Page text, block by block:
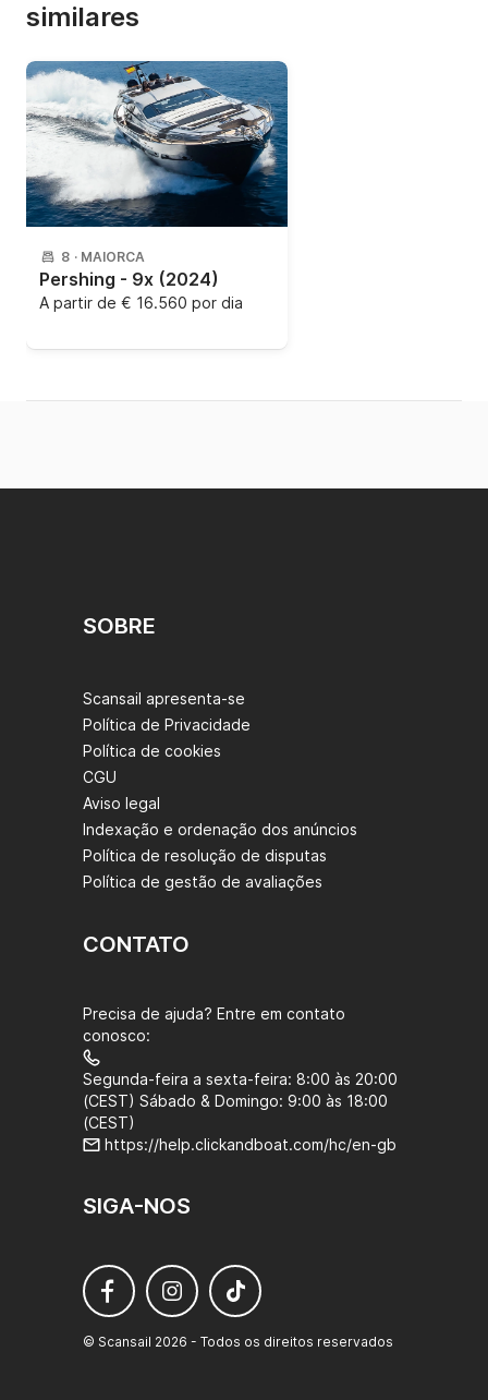
similares
8 · MAIORCA
Pershing - 9x (2024)
A partir de € 16.560 por dia
SOBRE
Scansail apresenta-se
Política de Privacidade
Política de cookies
CGU
Aviso legal
Indexação e ordenação dos anúncios
Política de resolução de disputas
Política de gestão de avaliações
CONTATO
Precisa de ajuda? Entre em contato
conosco:
Segunda-feira a sexta-feira: 8:00 às 20:00
(CEST) Sábado & Domingo: 9:00 às 18:00
(CEST)
https://help.clickandboat.com/hc/en-gb
SIGA-NOS
© Scansail 2026 - Todos os direitos reservados